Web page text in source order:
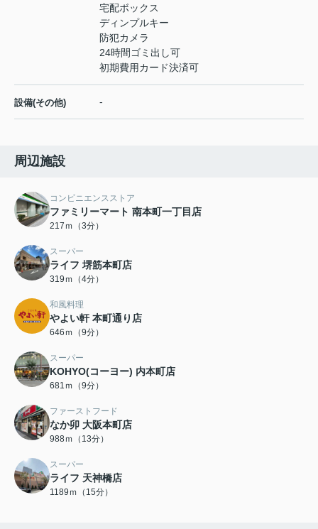
宅配ボックス
ディンプルキー
防犯カメラ
24時間ゴミ出し可
初期費用カード決済可
設備(その他) -
周辺施設
コンビニエンスストア
ファミリーマート 南本町一丁目店
217ｍ（3分）
スーパー
ライフ 堺筋本町店
319ｍ（4分）
和風料理
やよい軒 本町通り店
646ｍ（9分）
スーパー
KOHYO(コーヨー) 内本町店
681ｍ（9分）
ファーストフード
なか卯 大阪本町店
988ｍ（13分）
スーパー
ライフ 天神橋店
1189ｍ（15分）